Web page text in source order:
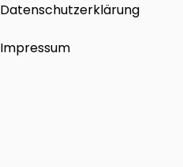
Datenschutzerklärung
Impressum